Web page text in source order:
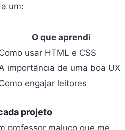
um:
O que aprendi
Como usar HTML e CSS
importância de uma boa UX
Como engajar leitores
projeto
professor maluco que me